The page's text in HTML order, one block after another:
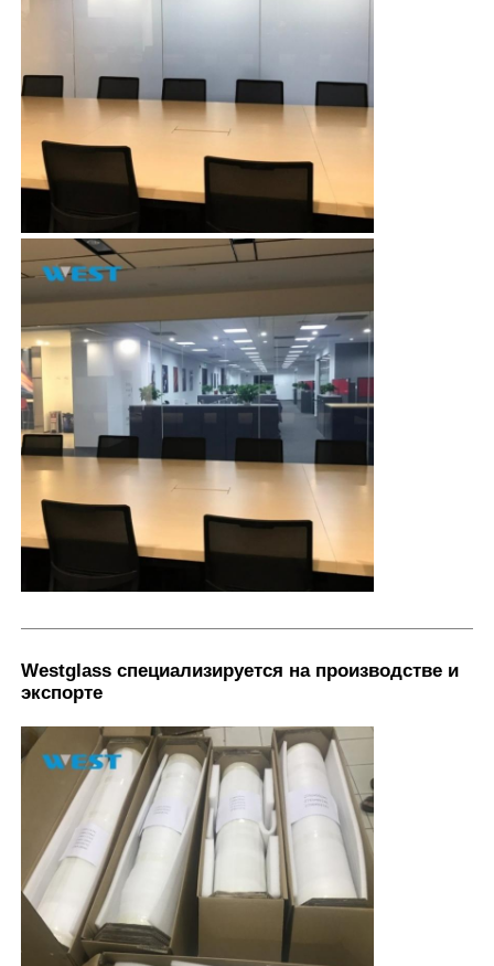
Westglass специализируется на производстве и
экспорте